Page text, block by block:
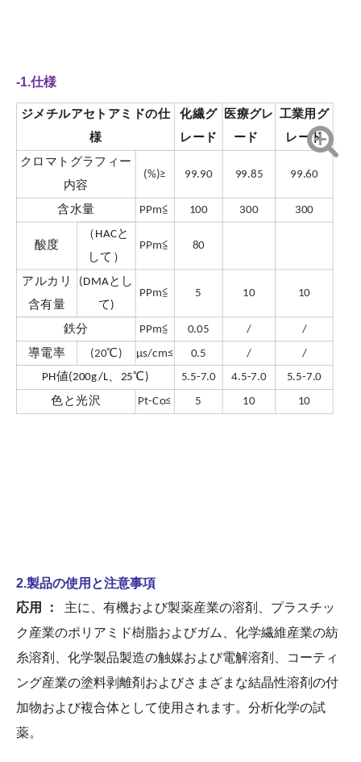
-1.仕様
ジメチルアセトアミドの仕
様
化繊グ
レード
医療グレ
ード
工業用グ
レード
クロマトグラフィー
内容
(%)≥ 99.90 99.85 99.60
含水量 PPm≦ 100 300 300
酸度
（HACと
して）
PPm≦ 80
アルカリ
含有量
(DMAとし
て)
PPm≦ 5 10 10
鉄分 PPm≦ 0.05 /
/
導電率
(20℃) μs/cm≤ 0.5 /
/
PH値(200g/L、25℃)
5.5-7.0 4.5-7.0
5.5-7.0
色と光沢
Pt-Co≤ 5 10 10
2.製品の使用と注意事項
応用 ：
主に、有機および製薬産業の溶剤、プラスチッ
ク産業のポリアミド樹脂およびガム、化学繊維産業の紡
糸溶剤、化学製品製造の触媒および電解溶剤、コーティ
ング産業の塗料剥離剤およびさまざまな結晶性溶剤の付
加物および複合体として使用されます。分析化学の試
薬。